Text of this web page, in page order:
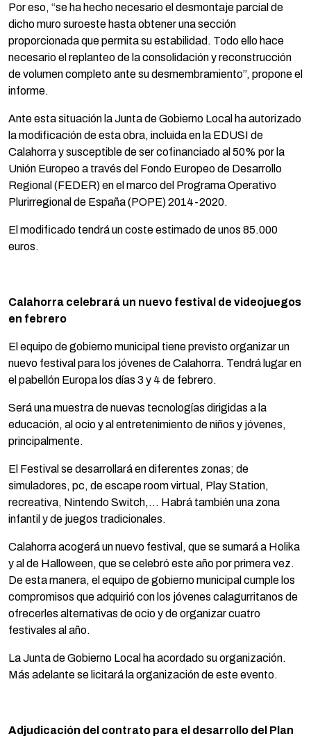
Por eso, “se ha hecho necesario el desmontaje parcial de
dicho muro suroeste hasta obtener una sección
proporcionada que permita su estabilidad. Todo ello hace
necesario el replanteo de la consolidación y reconstrucción
de volumen completo ante su desmembramiento”, propone el
informe.
Ante esta situación la Junta de Gobierno Local ha autorizado
la modificación de esta obra, incluida en la EDUSI de
Calahorra y susceptible de ser cofinanciado al 50% por la
Unión Europeo a través del Fondo Europeo de Desarrollo
Regional (FEDER) en el marco del Programa Operativo
Plurirregional de España (POPE) 2014-2020.
El modificado tendrá un coste estimado de unos 85.000
euros.
Calahorra celebrará un nuevo festival de videojuegos
en febrero
El equipo de gobierno municipal tiene previsto organizar un
nuevo festival para los jóvenes de Calahorra. Tendrá lugar en
el pabellón Europa los días 3 y 4 de febrero.
Será una muestra de nuevas tecnologías dirigidas a la
educación, al ocio y al entretenimiento de niños y jóvenes,
principalmente.
El Festival se desarrollará en diferentes zonas; de
simuladores, pc, de escape room virtual, Play Station,
recreativa, Nintendo Switch,… Habrá también una zona
infantil y de juegos tradicionales.
Calahorra acogerá un nuevo festival, que se sumará a Holika
y al de Halloween, que se celebró este año por primera vez.
De esta manera, el equipo de gobierno municipal cumple los
compromisos que adquirió con los jóvenes calagurritanos de
ofrecerles alternativas de ocio y de organizar cuatro
festivales al año.
La Junta de Gobierno Local ha acordado su organización.
Más adelante se licitará la organización de este evento.
Adjudicación del contrato para el desarrollo del Plan